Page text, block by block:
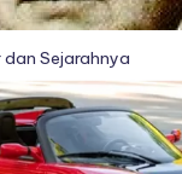
dan Sejarahnya